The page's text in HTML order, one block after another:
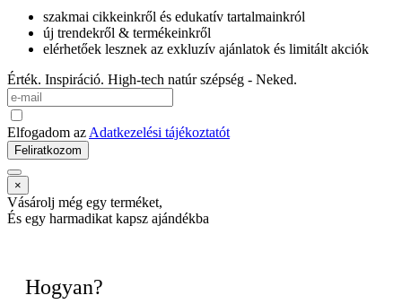
szakmai cikkeinkről és edukatív tartalmainkról
új trendekről & termékeinkről
elérhetőek lesznek az exkluzív ajánlatok és limitált akciók
Érték. Inspiráció. High-tech natúr szépség - Neked.
Elfogadom az Adatkezelési tájékoztatót
Feliratkozom
×
Vásárolj még egy terméket,
És egy harmadikat kapsz ajándékba
Hogyan?